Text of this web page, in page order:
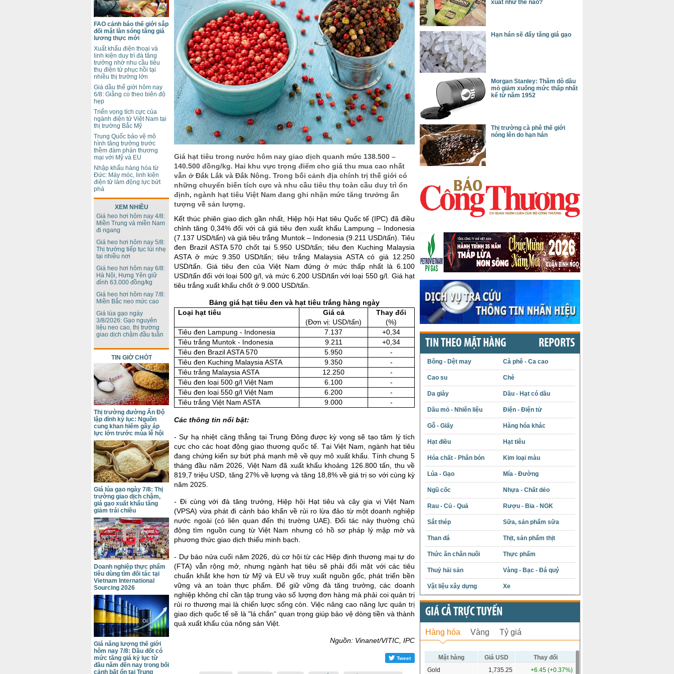
Giá hạt tiêu trong nước hôm nay giao dịch quanh mức 138.500 –
140.500 đồng/kg. Hai khu vực trọng điểm cho giá thu mua cao nhất
vẫn ở Đắk Lắk và Đắk Nông. Trong bối cảnh địa chính trị thế giới có
những chuyển biến tích cực và nhu cầu tiêu thụ toàn cầu duy trì ổn
định, ngành hạt tiêu Việt Nam đang ghi nhận mức tăng trưởng ấn
tượng về sản lượng.
Kết thúc phiên giao dịch gần nhất, Hiệp hội Hạt tiêu Quốc tế (IPC) đã điều
chỉnh tăng 0,34% đối với cả giá tiêu đen xuất khẩu Lampung – Indonesia
(7.137 USD/tấn) và giá tiêu trắng Muntok – Indonesia (9.211 USD/tấn). Tiêu
đen Brazil ASTA 570 chốt tại 5.950 USD/tấn; tiêu đen Kuching Malaysia
ASTA ở mức 9.350 USD/tấn; tiêu trắng Malaysia ASTA có giá 12.250
USD/tấn. Giá tiêu đen của Việt Nam đứng ở mức thấp nhất là 6.100
USD/tấn đối với loại 500 g/l, và mức 6.200 USD/tấn với loại 550 g/l. Giá hạt
tiêu trắng xuất khẩu chốt ở 9.000 USD/tấn.
Bảng giá hạt tiêu đen và hạt tiêu trắng hàng ngày
Loại hạt tiêu
Giá cả
(Đơn vị: USD/tấn)
Thay đổi
(%)
Tiêu đen Lampung - Indonesia
7.137
+0,34
Tiêu trắng Muntok - Indonesia
9.211
+0,34
Tiêu đen Brazil ASTA 570
5.950
-
Tiêu đen Kuching Malaysia ASTA
9.350
-
Tiêu trắng Malaysia ASTA
12.250
-
Tiêu đen loại 500 g/l Việt Nam
6.100
-
Tiêu đen loại 550 g/l Việt Nam
6.200
-
Tiêu trắng Việt Nam ASTA
9.000 -
Các thông tin nổi bật:
- Sự hạ nhiệt căng thẳng tại Trung Đông được kỳ vọng sẽ tạo tâm lý tích
cực cho các hoạt động giao thương quốc tế. Tại Việt Nam, ngành hạt tiêu
đang chứng kiến sự bứt phá mạnh mẽ về quy mô xuất khẩu. Tính chung 5
tháng đầu năm 2026, Việt Nam đã xuất khẩu khoảng 126.800 tấn, thu về
819,7 triệu USD, tăng 27% về lượng và tăng 18,8% về giá trị so với cùng kỳ
năm 2025.
- Đi cùng với đà tăng trưởng, Hiệp hội Hạt tiêu và cây gia vị Việt Nam
(VPSA) vừa phát đi cảnh báo khẩn về rủi ro lừa đảo từ một doanh nghiệp
nước ngoài (có liên quan đến thị trường UAE). Đối tác này thường chủ
động tìm nguồn cung từ Việt Nam nhưng có hồ sơ pháp lý mập mờ và
phương thức giao dịch thiếu minh bạch.
- Dự báo nửa cuối năm 2026, dù cơ hội từ các Hiệp định thương mại tự do
(FTA) vẫn rộng mở, nhưng ngành hạt tiêu sẽ phải đối mặt với các tiêu
chuẩn khắt khe hơn từ Mỹ và EU về truy xuất nguồn gốc, phát triển bền
vững và an toàn thực phẩm. Để giữ vững đà tăng trưởng, các doanh
nghiệp không chỉ cần tập trung vào số lượng đơn hàng mà phải coi quản trị
rủi ro thương mại là chiến lược sống còn. Việc nâng cao năng lực quản trị
giao dịch quốc tế sẽ là "lá chắn" quan trọng giúp bảo vệ dòng tiền và thành
quả xuất khẩu của nông sản Việt.
Nguồn: Vinanet/VITIC, IPC
Tweet
FAO cảnh báo thế giới sắp
đối mặt làn sóng tăng giá
lương thực mới
Xuất khẩu điện thoại và
linh kiện duy trì đà tăng
trưởng nhờ nhu cầu tiêu
thụ điện tử phục hồi tại
nhiều thị trường lớn
Giá dầu thế giới hôm nay
6/8: Giằng co theo biên độ
hẹp
Triển vọng tích cực của
ngành điện tử Việt Nam tại
thị trường Bắc Mỹ
Trung Quốc bảo vệ mô
hình tăng trưởng trước
thềm đàm phán thương
mại với Mỹ và EU
Nhập khẩu hàng hóa từ
Đức: Máy móc, linh kiện
điện tử làm động lực bứt
phá
XEM NHIỀU
Giá heo hơi hôm nay 4/8:
Miền Trung và miền Nam
đi ngang
Giá heo hơi hôm nay 5/8:
Thị trường tiếp tục lùi nhẹ
tại nhiều nơi
Giá heo hơi hôm nay 6/8:
Hà Nội, Hưng Yên giữ
đỉnh 63.000 đồng/kg
Giá heo hơi hôm nay 7/8:
Miền Bắc neo mức cao
Giá lúa gạo ngày
3/8/2026: Gạo nguyên
liệu neo cao, thị trường
giao dịch chậm đầu tuần
TIN GIỜ CHÓT
Thị trường đường Ấn Độ
lập đỉnh kỷ lục: Nguồn
cung khan hiếm gây áp
lực lớn trước mùa lễ hội
Giá lúa gạo ngày 7/8: Thị
trường giao dịch chậm,
giá gạo xuất khẩu tăng
giảm trái chiều
Doanh nghiệp thực phẩm
tiêu dùng tìm đối tác tại
Vietnam International
Sourcing 2026
Giá năng lượng thế giới
hôm nay 7/8: Dầu đốt có
mức tăng giá kỷ lục từ
đầu năm đến nay trong bối
cảnh bất ổn tại Trung
xuất như thế nào?
Hạn hán sẽ đẩy tăng giá gạo
Morgan Stanley: Thăm dò dầu
mỏ giảm xuống mức thấp nhất
kể từ năm 1952
Thị trường cà phê thế giới
nóng lên do hạn hán
TIN THEO MẶT HÀNG REPORTS
Bông - Dệt may Cà phê - Ca cao
Cao su Chè
Da giày Dầu - Hạt có dầu
Dầu mỏ - Nhiên liệu Điện - Điện tử
Gỗ - Giấy Hàng hóa khác
Hạt điều Hạt tiêu
Hóa chất - Phân bón Kim loại màu
Lúa - Gạo Mía - Đường
Ngũ cốc Nhựa - Chất dẻo
Rau - Củ - Quả Rượu - Bia - NGK
Sắt thép Sữa, sản phẩm sữa
Than đá Thịt, sản phẩm thịt
Thức ăn chăn nuôi Thực phẩm
Thuỷ hải sản Vàng - Bạc - Đá quý
Vật liệu xây dựng Xe
GIÁ CẢ TRỰC TUYẾN
Hàng hóa Vàng Tỷ giá
Mặt hàng Giá USD
Thay đổi
Gold
1,735.25 +6.45 (+0.37%)